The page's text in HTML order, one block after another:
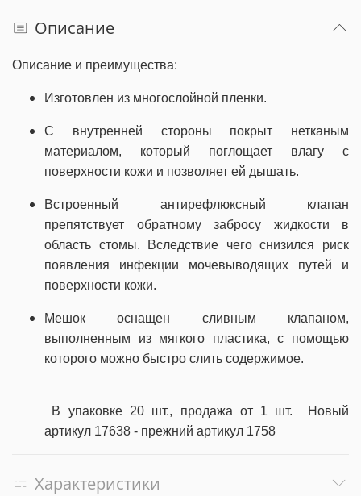
Описание
Описание и преимущества:
Изготовлен из многослойной пленки.
С внутренней стороны покрыт нетканым
материалом, который поглощает влагу с
поверхности кожи и позволяет ей дышать.
Встроенный антирефлюксный клапан
препятствует обратному забросу жидкости в
область стомы. Вследствие чего снизился риск
появления инфекции мочевыводящих путей и
поверхности кожи.
Мешок оснащен сливным клапаном,
выполненным из мягкого пластика, с помощью
которого можно быстро слить содержимое.
В упаковке 20 шт., продажа от 1 шт.
Новый
артикул 17638 - прежний артикул 1758
Характеристики